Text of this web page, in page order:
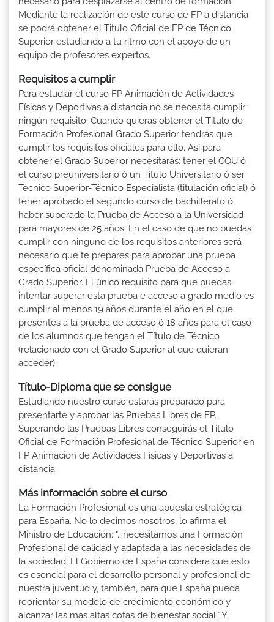
Mediante la realización de este curso de FP a distancia
se podrá obtener el Titulo Oficial de FP de Técnico
Superior estudiando a tu ritmo con el apoyo de un
equipo de profesores expertos.
Requisitos a cumplir
Para estudiar el curso FP Animación de Actividades
Físicas y Deportivas a distancia no se necesita cumplir
ningún requisito. Cuando quieras obtener el Titulo de
Formación Profesional Grado Superior tendrás que
cumplir los requisitos oficiales para ello. Así para
obtener el Grado Superior necesitarás: tener el COU ó
el curso preuniversitario ó un Título Universitario ó ser
Técnico Superior-Técnico Especialista (titulación oficial) ó
tener aprobado el segundo curso de bachillerato ó
haber superado la Prueba de Acceso a la Universidad
para mayores de 25 años. En el caso de que no puedas
cumplir con ninguno de los requisitos anteriores será
necesario que te prepares para aprobar una prueba
específica oficial denominada Prueba de Acceso a
Grado Superior. El único requisito para que puedas
intentar superar esta prueba e acceso a grado medio es
cumplir al menos 19 años durante el año en el que
presentes a la prueba de acceso ó 18 años para el caso
de los alumnos que tengan el Título de Técnico
(relacionado con el Grado Superior al que quieran
acceder).
Título-Diploma que se consigue
Estudiando nuestro curso estarás preparado para
presentarte y aprobar las Pruebas Libres de FP.
Superando las Pruebas Libres conseguirás el Título
Oficial de Formación Profesional de Técnico Superior en
FP Animación de Actividades Físicas y Deportivas a
distancia
Más información sobre el curso
La Formación Profesional es una apuesta estratégica
para España. No lo decimos nosotros, lo afirma el
Ministro de Educación: "...necesitamos una Formación
Profesional de calidad y adaptada a las necesidades de
la sociedad. El Gobierno de España considera que esto
es esencial para el desarrollo personal y profesional de
nuestra juventud y, también, para que España pueda
reorientar su modelo de crecimiento económico y
alcanzar las más altas cotas de bienestar social." Y,